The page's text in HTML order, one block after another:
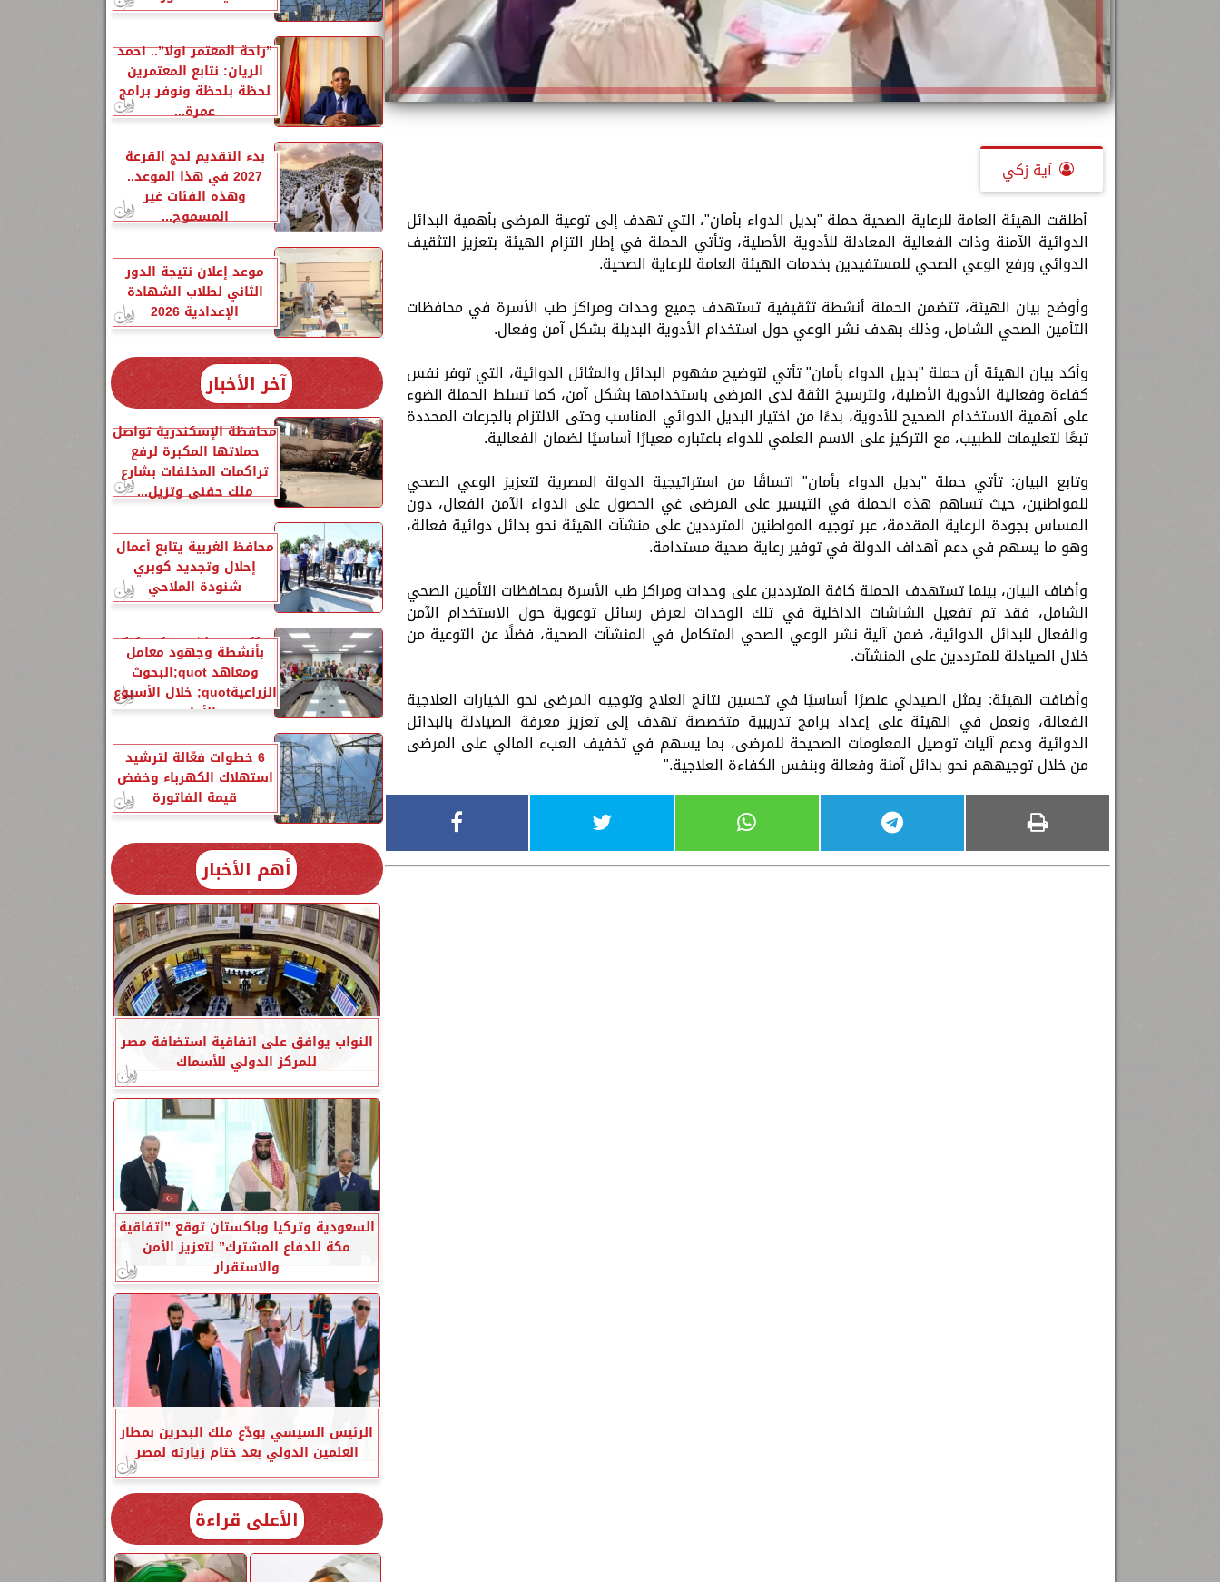
آية زكي
أطلقت الهيئة العامة للرعاية الصحية حملة "بديل الدواء بأمان"، التي تهدف إلى توعية المرضى بأهمية البدائل
الدوائية الآمنة وذات الفعالية المعادلة للأدوية الأصلية، وتأتي الحملة في إطار التزام الهيئة بتعزيز التثقيف
الدوائي ورفع الوعي الصحي للمستفيدين بخدمات الهيئة العامة للرعاية الصحية.
وأوضح بيان الهيئة، تتضمن الحملة أنشطة تثقيفية تستهدف جميع وحدات ومراكز طب الأسرة في محافظات
التأمين الصحي الشامل، وذلك بهدف نشر الوعي حول استخدام الأدوية البديلة بشكل آمن وفعال.
وأكد بيان الهيئة أن حملة "بديل الدواء بأمان" تأتي لتوضيح مفهوم البدائل والمثائل الدوائية، التي توفر نفس
كفاءة وفعالية الأدوية الأصلية، ولترسيخ الثقة لدى المرضى باستخدامها بشكل آمن، كما تسلط الحملة الضوء
على أهمية الاستخدام الصحيح للأدوية، بدءًا من اختيار البديل الدوائي المناسب وحتى الالتزام بالجرعات المحددة
تبعًا لتعليمات للطبيب، مع التركيز على الاسم العلمي للدواء باعتباره معيارًا أساسيًا لضمان الفعالية.
وتابع البيان: تأتي حملة "بديل الدواء بأمان" اتساقًا من استراتيجية الدولة المصرية لتعزيز الوعي الصحي
للمواطنين، حيث تساهم هذه الحملة في التيسير على المرضى غي الحصول على الدواء الآمن الفعال، دون
المساس بجودة الرعاية المقدمة، عبر توجيه المواطنين المترددين على منشآت الهيئة نحو بدائل دوائية فعالة،
وهو ما يسهم في دعم أهداف الدولة في توفير رعاية صحية مستدامة.
وأضاف البيان، بينما تستهدف الحملة كافة المترددين على وحدات ومراكز طب الأسرة بمحافظات التأمين الصحي
الشامل، فقد تم تفعيل الشاشات الداخلية في تلك الوحدات لعرض رسائل توعوية حول الاستخدام الآمن
والفعال للبدائل الدوائية، ضمن آلية نشر الوعي الصحي المتكامل في المنشآت الصحية، فضلًا عن التوعية من
خلال الصيادلة للمترددين على المنشآت.
وأضافت الهيئة: يمثل الصيدلي عنصرًا أساسيًا في تحسين نتائج العلاج وتوجيه المرضى نحو الخيارات العلاجية
الفعالة، ونعمل في الهيئة على إعداد برامج تدريبية متخصصة تهدف إلى تعزيز معرفة الصيادلة بالبدائل
الدوائية ودعم آليات توصيل المعلومات الصحيحة للمرضى، بما يسهم في تخفيف العبء المالي على المرضى
من خلال توجيههم نحو بدائل آمنة وفعالة وبنفس الكفاءة العلاجية."
”راحة المعتمر أولًا”.. أحمد
الريان: نتابع المعتمرين
لحظة بلحظة ونوفر برامج
عمرة...
بدء التقديم لحج القرعة
2027 في هذا الموعد..
وهذه الفئات غير
المسموح...
موعد إعلان نتيجة الدور
الثاني لطلاب الشهادة
الإعدادية 2026
آخر الأخبار
محافظة الإسكندرية تواصل
حملاتها المكبرة لرفع
تراكمات المخلفات بشارع
ملك حفني وتزيل...
محافظ الغربية يتابع أعمال
إحلال وتجديد كوبري
شنودة الملاحي
الزراعةquot; تنشر تقريرًا
بأنشطة وجهود معامل
ومعاهد quot;البحوث
الزراعيةquot; خلال الأسبوع
الأول...
6 خطوات فعّالة لترشيد
استهلاك الكهرباء وخفض
قيمة الفاتورة
أهم الأخبار
النواب يوافق على اتفاقية استضافة مصر
للمركز الدولي للأسماك
السعودية وتركيا وباكستان توقع ”اتفاقية
مكة للدفاع المشترك” لتعزيز الأمن
والاستقرار
الرئيس السيسي يودّع ملك البحرين بمطار
العلمين الدولي بعد ختام زيارته لمصر
الأعلى قراءة